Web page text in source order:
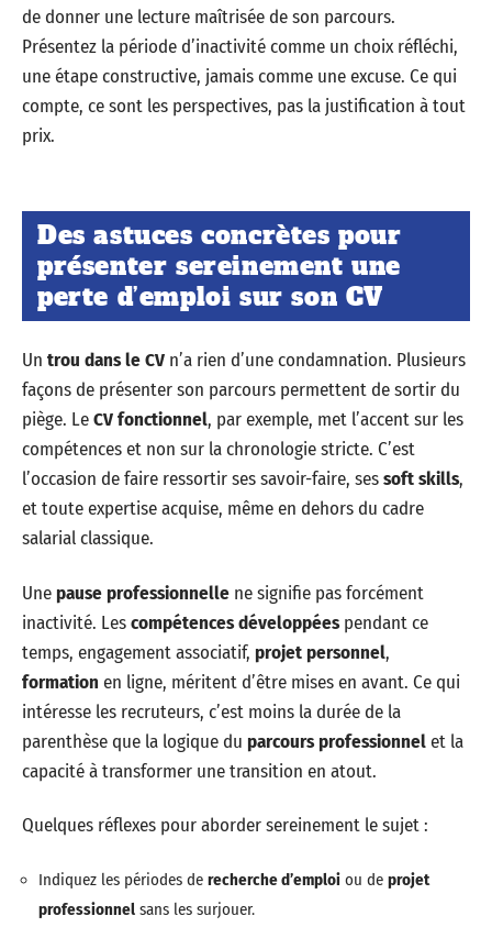
de donner une lecture maîtrisée de son parcours.
Présentez la période d’inactivité comme un choix réfléchi,
une étape constructive, jamais comme une excuse. Ce qui
compte, ce sont les perspectives, pas la justification à tout
prix.
Des astuces concrètes pour
présenter sereinement une
perte d’emploi sur son CV
Un trou dans le CV n’a rien d’une condamnation. Plusieurs
façons de présenter son parcours permettent de sortir du
piège. LeCV fonctionnel, par exemple, met l’accent sur les
compétences et non sur la chronologie stricte. C’est
l’occasion de faire ressortir ses savoir-faire, sessoft skills,
et toute expertise acquise, même en dehors du cadre
salarial classique.
Unepause professionnelle ne signifie pas forcément
inactivité. Lescompétences développéespendant ce
temps, engagement associatif, projet personnel,
formation en ligne, méritent d’être mises en avant. Ce qui
intéresse les recruteurs, c’est moins la durée de la
parenthèse que la logique du parcours professionnelet la
capacité à transformer une transition en atout.
Quelques réflexes pour aborder sereinement le sujet :
Indiquez les périodes de recherche d’emploi ou de projet
professionnel sans les surjouer.